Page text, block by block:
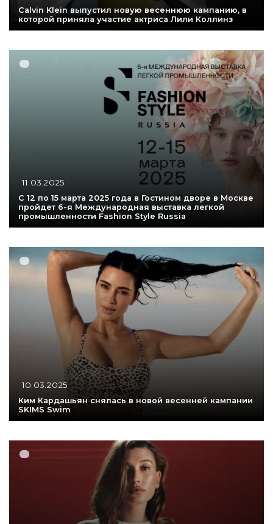
Calvin Klein выпустил новую весеннюю кампанию, в
которой приняла участие актриса Лили Коллинз
11.03.2025
С 12 по 15 марта 2025 года в Гостином дворе в Москве
пройдет 6-я Международная выставка легкой
промышленности Fashion Style Russia
10.03.2025
Ким Кардашьян снялась в новой весенней кампании
SKIMS Swim